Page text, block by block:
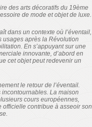
des arts décoratifs du 19ème
de mode et objet de luxe.
dans un contexte où l’éventail,
usages après la Révolution
En s’appuyant sur une
innovante, d’abord en
cet objet peut redevenir un
le retour de l’éventail.
La maison
cours européennes,
officielle contribue à asseoir son